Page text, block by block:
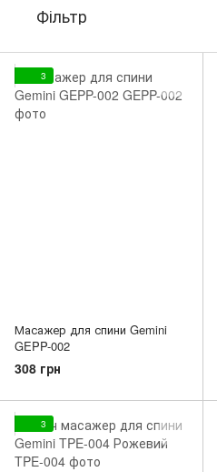
Фільтр
3
Масажер для спини Gemini
GEPP-002
308 грн
3